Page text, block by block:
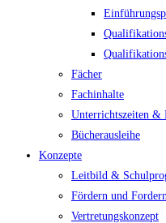
Fächer
Fachinhalte
Unterrichtszeiten &
Bücherausleihe
Konzepte
Leitbild &
Fördern und
Vertretungskonzept